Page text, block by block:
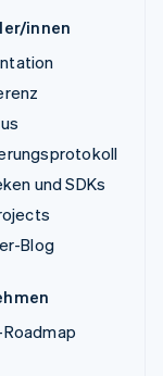
innen
und SDKs
Blog